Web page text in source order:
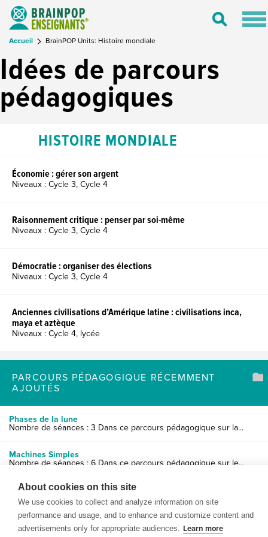
Toggle
Accueil BrainPOP Units: Histoire mondiale
Idées de parcours
pédagogiques
HISTOIRE MONDIALE
Économie : gérer son argent
Niveaux : Cycle 3, Cycle 4
Raisonnement critique : penser par soi-même
Niveaux : Cycle 3, Cycle 4
Démocratie : organiser des élections
Niveaux : Cycle 3, Cycle 4
Anciennes civilisations d’Amérique latine : civilisations inca,
maya et aztèque
Niveaux : Cycle 4, lycée
PARCOURS PÉDAGOGIQUE RÉCEMMENT
AJOUTÉS
Phases de la lune
Nombre de séances : 3 Dans ce parcours pédagogique sur la...
Machines Simples
Nombre de séances : 6 Dans ce parcours pédagogique sur le...
Le système solaire
Nombre de séances : 6 Dans ce parcours pédagogique les él...
About cookies on this site
We use cookies to collect and analyze information on site
performance and usage, and to enhance and customize content and
advertisements only for appropriate audiences. Learn more